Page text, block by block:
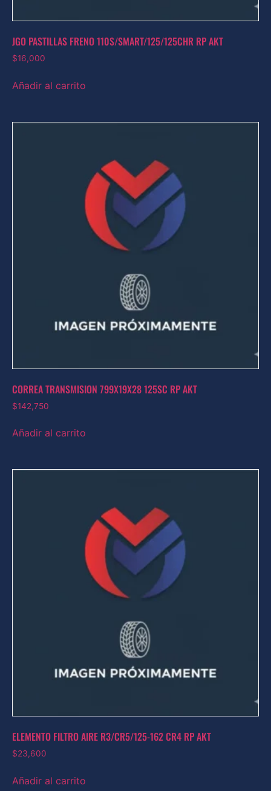
JGO PASTILLAS FRENO 110S/SMART/125/125CHR RP AKT
$16,000
Añadir al carrito
CORREA TRANSMISION 799X19X28 125SC RP AKT
$142,750
Añadir al carrito
ELEMENTO FILTRO AIRE R3/CR5/125-162 CR4 RP AKT
$23,600
Añadir al carrito